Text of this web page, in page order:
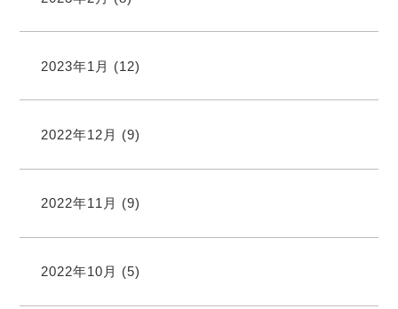
2023年1月 (12)
2022年12月 (9)
2022年11月 (9)
2022年10月 (5)